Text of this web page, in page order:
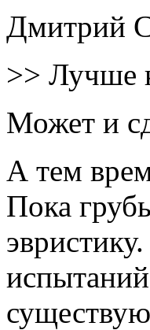
Дмитрий
>> Лучше
Может и
А тем
Пока